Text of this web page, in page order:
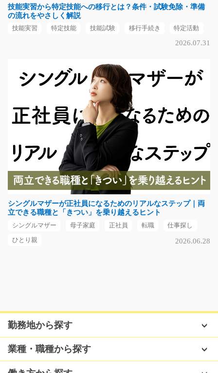
部品の加工作業/y08_02204
急募
工場内で、自動車部品の加工を行うお仕事です。 流れが
時給1,110円
福岡県直方市
気になる
倉庫内でのマグネットの仕分けや箱詰め/y08_0024
2
【高時給】増員による大募集！！倉庫内でマグネットの
仕分けや箱詰めのお…
長期（3ヶ月以上）
時給1200円～
福岡県北九州市戸畑区
長期（3ヶ月以上）
時給1150円～
兵庫県尼崎市
技能実習から特定技能への移行とは？条件・試験免除・準備
の流れをやさしく解説
技能実習 特定技能 技能試験 移行手続き 特定活動
2026.07.31
シングルマザーが正社員になるためのリアルなステップ｜両
立できる職種と「きつい」を乗り越えるヒント
シングルマザー 母子家庭 正社員 転職 仕事探し
ひとり親 2026.06.28
勤務地から探す
業種・職種から探す